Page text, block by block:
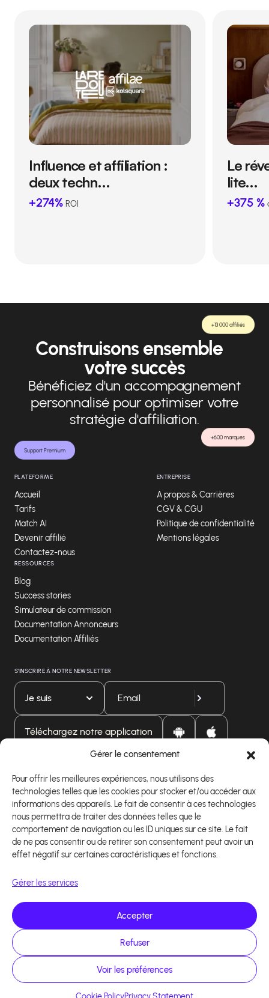
Gérer le consentement
Pour offrir les meilleures expériences, nous utilisons des
technologies telles que les cookies pour stocker et/ou accéder aux
informations des appareils. Le fait de consentir à ces technologies
nous permettra de traiter des données telles que le
comportement de navigation ou les ID uniques sur ce site. Le fait
de ne pas consentir ou de retirer son consentement peut avoir un
effet négatif sur certaines caractéristiques et fonctions.
Gérer les services
Accepter
Refuser
Voir les préférences
Influence et affiliation :
deux techn...
+274% ROI
Le
lite...
+375 %
Support Premium
+600 marques
+13 000 affiliés
Construisons ensemble
votre succès
Bénéficiez d'un accompagnement
personnalisé pour optimiser votre
stratégie d'affiliation.
PLATEFORME
Accueil
Tarifs
Match AI
Devenir affilié
Contactez-nous
ENTREPRISE
A propos & Carrières
CGV & CGU
Politique de confidentialité
Mentions légales
RESSOURCES
Blog
Success stories
Simulateur de commission
Documentation Annonceurs
Documentation Affiliés
S'INSCRIRE À NOTRE NEWSLETTER
Je suis
Téléchargez notre application
Copyright 2026 - Logiciel d'affiliation - Tous droits